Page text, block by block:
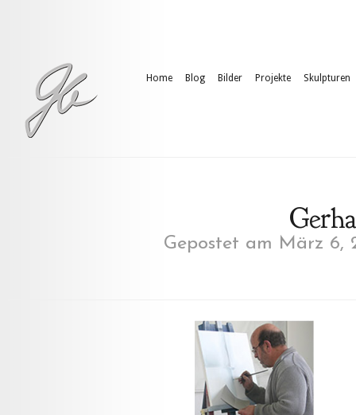
Home Blog Bilder Projekte Skulpturen
Gepostet am März 6,